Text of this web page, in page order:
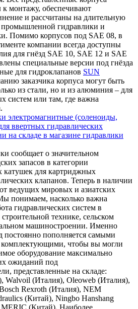
монтажу, обеспечивают
и рассчитаны на длительную
промышленной гидравлики и
Помимо корпусов под SAE 08, в
компании всегда доступны
для гнёзд SAE 10, SAE 12 и SAE
специальные версии под гнёзда
для гидроклапанов SUN
заказчика корпуса могут быть
из стали, но и из алюминия – для
систем или там, где важна
электромагнитные (соленоиды,
ввертных гидравлических
на складе в магазине гидравлики
сообщает о значительном
запасов в категории
катушек для картриджных
клапанов. Теперь в наличии
ведущих мировых и азиатских
понимаем, насколько важна
гидравлических систем в
технике, сельском
машиностроении. Именно
постоянно пополняется самыми
чтобы вы могли
оборудование максимально
ожиданий под
представленные на складе:
(Италия), Oleoweb (Италия),
Rexroth (Италия), NEM
(Китай), Ningbo Hanshang
(Китай). Наиболее